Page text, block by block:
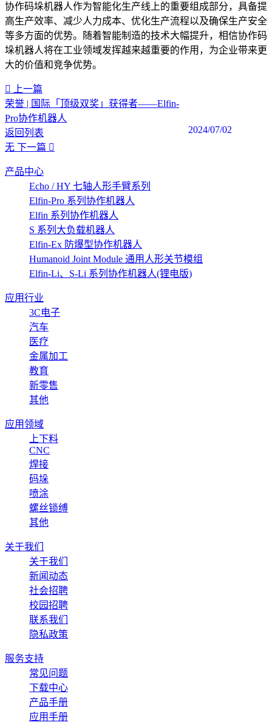
协作码垛机器人作为智能化生产线上的重要组成部分，具备提
高生产效率、减少人力成本、优化生产流程以及确保生产安全
等多方面的优势。随着智能制造的技术大幅提升，相信协作码
垛机器人将在工业领域发挥越来越重要的作用，为企业带来更
大的价值和竞争优势。
上一篇
荣誉 | 国际「顶级双奖」获得者——Elfin-
Pro协作机器人
2024/07/02
返回列表
无 下一篇
产品中心
Echo / HY 七轴人形手臂系列
Elfin-Pro 系列协作机器人
Elfin 系列协作机器人
S 系列大负载机器人
Elfin-Ex 防爆型协作机器人
Humanoid Joint Module 通用人形关节模组
Elfin-Li、S-Li 系列协作机器人(锂电版)
应用行业
3C电子
汽车
医疗
金属加工
教育
新零售
其他
应用领域
上下料
CNC
焊接
码垛
喷涂
螺丝锁缚
其他
关于我们
关于我们
新闻动态
社会招聘
校园招聘
联系我们
隐私政策
服务支持
常见问题
下载中心
产品手册
应用手册